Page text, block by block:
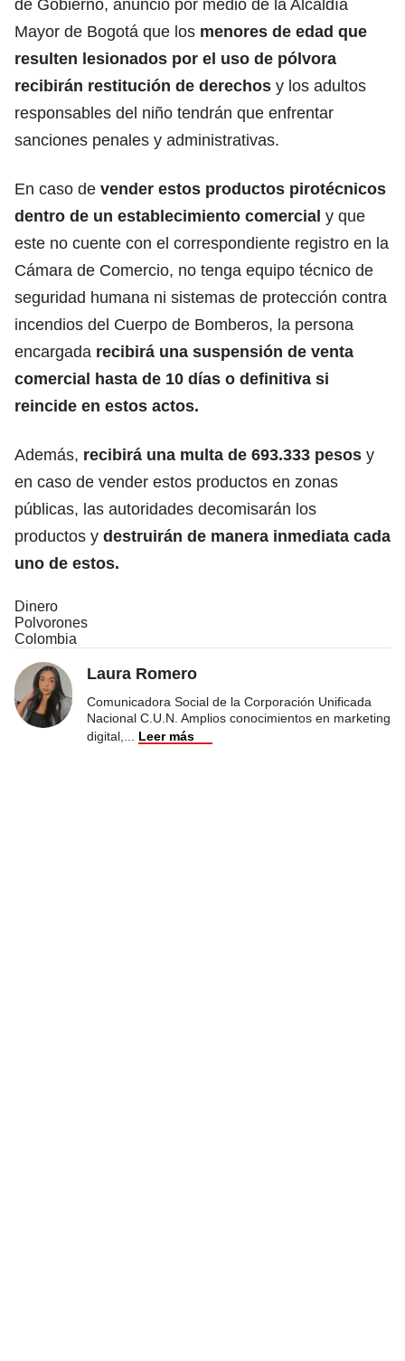
de Gobierno, anunció por medio de la Alcaldía
Mayor de Bogotá que los menores de edad que
resulten lesionados por el uso de pólvora
recibirán restitución de derechos y los adultos
responsables del niño tendrán que enfrentar
sanciones penales y administrativas.
En caso de vender estos productos pirotécnicos
dentro de un establecimiento comercial y que
este no cuente con el correspondiente registro en la
Cámara de Comercio, no tenga equipo técnico de
seguridad humana ni sistemas de protección contra
incendios del Cuerpo de Bomberos, la persona
encargada recibirá una suspensión de venta
comercial hasta de 10 días o definitiva si
reincide en estos actos.
Además, recibirá una multa de 693.333 pesos y
en caso de vender estos productos en zonas
públicas, las autoridades decomisarán los
productos y destruirán de manera inmediata cada
uno de estos.
Dinero
Polvorones
Colombia
Laura Romero
Comunicadora Social de la Corporación Unificada
Nacional C.U.N. Amplios conocimientos en marketing
digital,
Leer más